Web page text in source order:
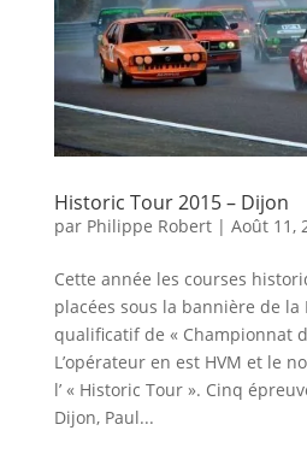
Historic Tour 2015 – Dijon
par Philippe Robert| Août 11,
Cette année les courses
placées sous la bannière de la
qualificatif de « Championnat
L’opérateur en est HVM et le
l’ « Historic Tour ». Cinq
Dijon, Paul...